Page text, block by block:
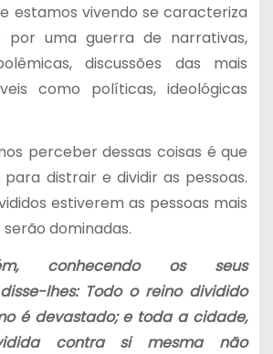
estamos vivendo se caracteriza
por uma guerra de narrativas,
discussões das mais
como políticas, ideológicas
perceber dessas coisas é que
distrair e dividir as pessoas.
estiverem as pessoas mais
dominadas.
conhecendo os seus
lhes: Todo o reino dividido
é devastado; e toda a cidade,
contra si mesma não